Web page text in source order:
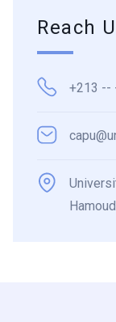
Reach
+213 --